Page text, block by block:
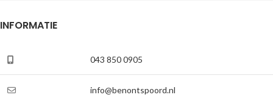
INFORMATIE
043 850 0905
info@benontspoord.nl